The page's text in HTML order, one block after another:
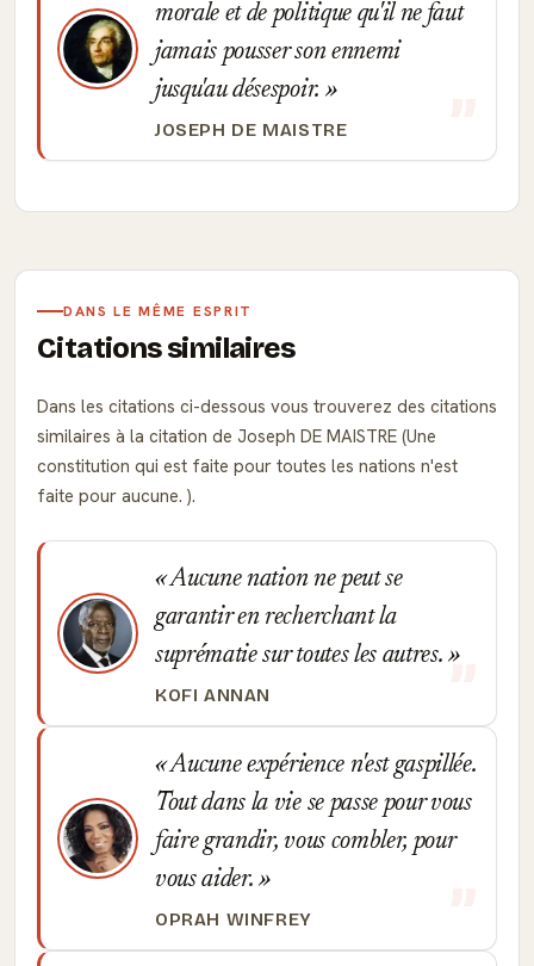
morale et de politique qu'il ne faut
jamais pousser son ennemi
jusqu'au désespoir.
JOSEPH DE MAISTRE
DANS LE MÊME ESPRIT
Citations similaires
Dans les citations ci-dessous vous trouverez des citations
similaires à la citation de Joseph DE MAISTRE (Une
constitution qui est faite pour toutes les nations n'est
faite pour aucune. ).
Aucune nation ne peut se
garantir en recherchant la
suprématie sur toutes les autres.
KOFI ANNAN
Aucune expérience n'est gaspillée.
Tout dans la vie se passe pour vous
faire grandir, vous combler, pour
vous aider.
OPRAH WINFREY